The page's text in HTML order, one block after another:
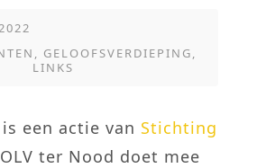
, GELOOFSVERDIEPING,
LINKS
een actie van Stichting
ter Nood doet mee